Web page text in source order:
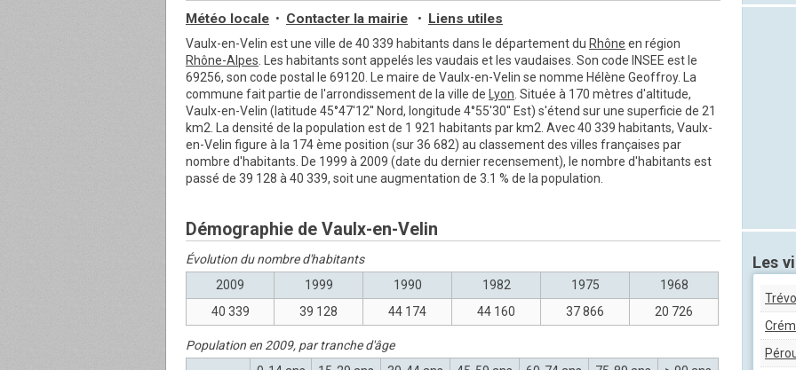
Météo locale • Contacter la mairie • Liens utiles
Vaulx-en-Velin est une ville de 40 339 habitants dans le département du Rhône en région
Rhône-Alpes . Les habitants sont appelés les vaudais et les vaudaises. Son code INSEE est le
69256, son code postal le 69120. Le maire de Vaulx-en-Velin se nomme Hélène Geoffroy. La
commune fait partie de l'arrondissement de la ville de
Lyon . Située à 170 mètres d'altitude,
Vaulx-en-Velin (latitude 45°47'12'' Nord, longitude 4°55'30'' Est) s'étend sur une superficie de 21
km2. La densité de la population est de 1 921 habitants par km2. Avec 40 339 habitants, Vaulx-
en-Velin figure à la 174 ème position (sur 36 682) au classement des villes françaises par
nombre d'habitants. De 1999 à 2009 (date du dernier recensement), le nombre d'habitants est
passé de 39 128 à 40 339, soit une augmentation de 3.1 % de la population.
Démographie de Vaulx-en-Velin
Évolution du nombre d'habitants
2009
1999 1990 1982 1975
1968
40 339
39 128 44 174 44 160 37 866 20 726
Population en 2009, par tranche d'âge
Les